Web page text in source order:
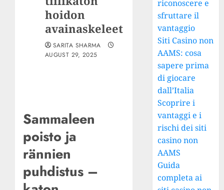
hoidon
avainaskeleet
SARITA SHARMA
AUGUST 29, 2025
Sammaleen
poisto ja
rännien
puhdistus –
riconoscere e
sfruttare il
vantaggio
Siti Casino non
AAMS: cosa
sapere prima
di giocare
dall’Italia
Scoprire i
vantaggi e i
rischi dei siti
casino non
AAMS
Guida
completa ai